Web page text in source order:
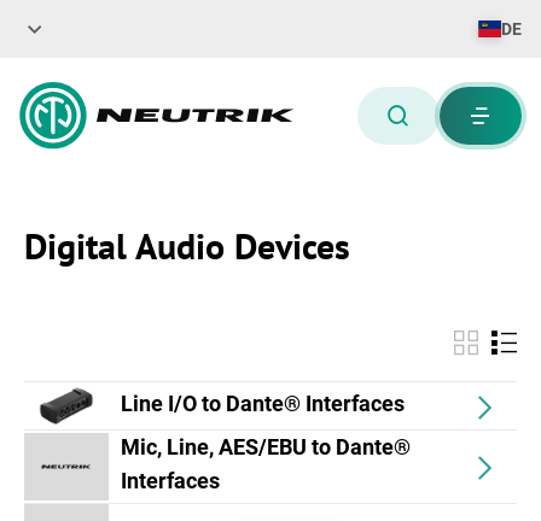
DE
Digital Audio Devices
Line I/O to Dante® Interfaces
Mic, Line, AES/EBU to Dante®
Interfaces